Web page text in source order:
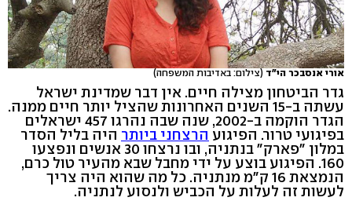
אורי אנסבכר הי"ד (צילום: באדיבות המשפחה)
גדר הביטחון מצילה חיים. אין דבר שמדינת ישראל
עשתה ב-15 השנים האחרונות שהציל יותר חיים ממנה.
הגדר הוקמה ב-2002, שנה שבה נהרגו 457 ישראלים
בפיגועי טרור. הפיגוע הרצחני ביותר היה בליל הסדר
במלון "פארק" בנתניה, ובו נרצחו 30 אנשים ונפצעו
160. הפיגוע בוצע על ידי מחבל שבא מהעיר טול כרם,
הנמצאת 16 ק"מ מנתניה. כל מה שהוא היה צריך
לעשות זה לעלות על הכביש ולנסוע לנתניה.